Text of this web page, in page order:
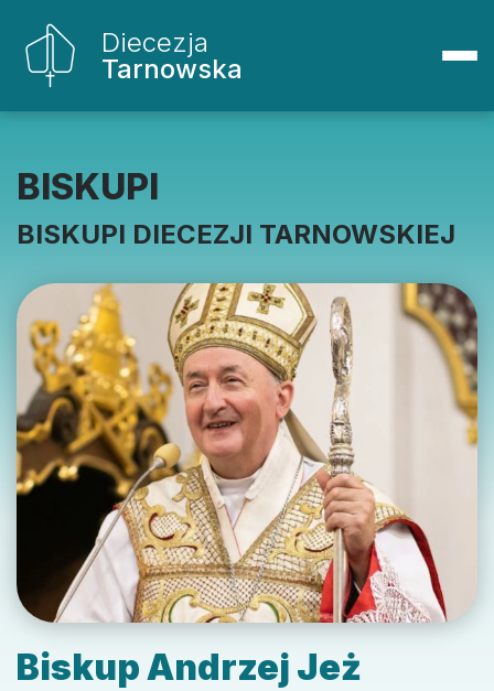
Diecezja
Tarnowska
BISKUPI
BISKUPI DIECEZJI TARNOWSKIEJ
Biskup Andrzej Jeż